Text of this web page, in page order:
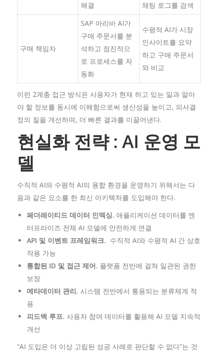
해결
채팅 로그를 검색
구매 책임자
SAP 아리바 AI가
구매 주문서를 분
석하고 점진적으
로 프로세스를 자
동화
수평적 AI가 시장
인사이트를 요약
하고 구매 주문서
와 비교
이런 2계층 접근 방식은 사용자가 현재 하고 있는 일과 알아
야 할 정보를 동시에 이해함으로써 생산성을 높이고, 의사결
정의 질을 개선하며, 더 빠른 결과를 이끌어낸다.
현실화 전략 : AI 운영 모
델
수직적 AI와 수평적 AI의 융합 환경을 운영하기 위해서는 다
음과 같은 요소를 한 최신 아키텍처를 도입해야 한다.
페더레이티드 데이터 인덱싱. 애플리케이션 데이터를 엔
터프라이즈 전체 AI 모델에 안전하게 연결
API 및 이벤트 프레임워크. 수직적 AI와 수평적 AI 간 상호
작용 가능
통합된 ID 및 접근 제어. 플랫폼 전반에 걸쳐 일관된 권한
보장
메타데이터 관리. 시스템 전반에서 통용되는 분류체계 적
용
피드백 루프. 사용자 참여 데이터를 활용해 AI 모델 지속적
개선
“AI 도입은 더 이상 고립된 성공 사례로 판단할 수 없다”는 것